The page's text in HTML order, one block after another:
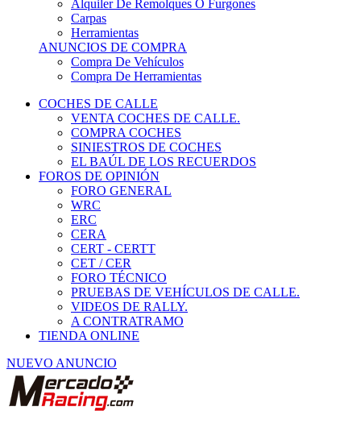
Herramientas
ANUNCIOS DE COMPRA
Compra De Vehículos
Compra De Herramientas
COCHES DE CALLE
VENTA COCHES DE CALLE.
COMPRA COCHES
SINIESTROS DE COCHES
EL BAÚL DE LOS RECUERDOS
FOROS DE OPINIÓN
FORO GENERAL
WRC
ERC
CERA
CERT - CERTT
CET / CER
FORO TÉCNICO
PRUEBAS DE VEHÍCULOS DE CALLE.
VIDEOS DE RALLY.
A CONTRATRAMO
TIENDA ONLINE
NUEVO ANUNCIO